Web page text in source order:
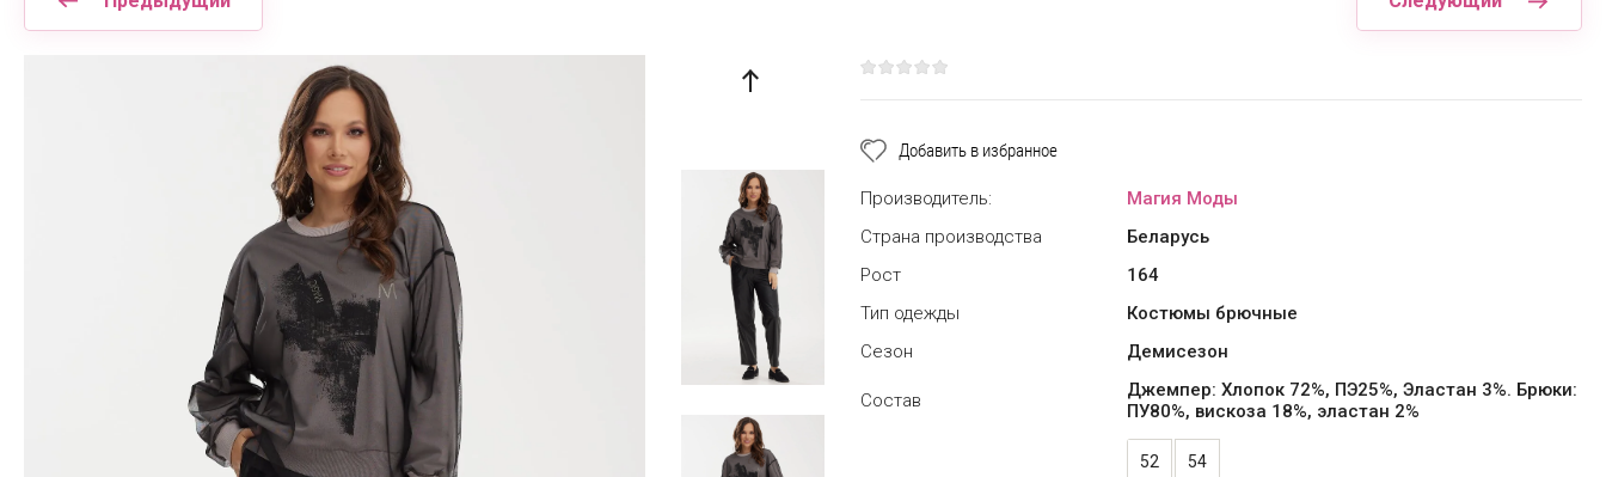
Добавить в избранное
Производитель:
Магия Моды
Страна производства
Беларусь
Рост
164
Тип одежды
Костюмы брючные
Сезон
Демисезон
Состав
Джемпер: Хлопок 72%, ПЭ25%, Эластан 3%. Брюки:
ПУ80%, вискоза 18%, эластан 2%
52 54